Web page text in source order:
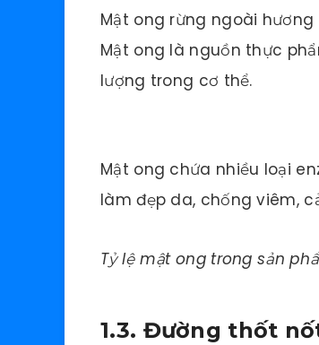
Mật ong rừng ngoài
Mật ong là nguồn thực
lượng trong cơ thể.
Mật ong chứa nhiều loại
làm đẹp da, chống viêm,
Tỷ lệ mật ong trong sản
1.3. Đường thốt